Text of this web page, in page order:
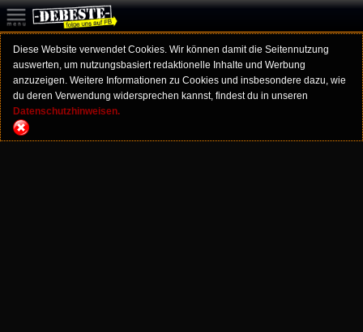
Diese Website verwendet Cookies. Wir können damit die Seitennutzung
auswerten, um nutzungsbasiert redaktionelle Inhalte und Werbung
anzuzeigen. Weitere Informationen zu Cookies und insbesondere dazu, wie
du deren Verwendung widersprechen kannst, findest du in unseren
Datenschutzhinweisen.